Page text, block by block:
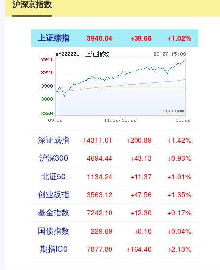
沪深京指数
上证综指 3940.04 +39.68 +1.02%
深证成指 14311.01 +200.89 +1.42%
沪深300 4694.44 +43.13 +0.93%
北证50 1134.24 +11.37 +1.01%
创业板指 3563.12 +47.56 +1.35%
基金指数 7242.10 +12.30 +0.17%
国债指数 229.69 +0.10 +0.04%
期指IC0 7877.80 +164.40 +2.13%